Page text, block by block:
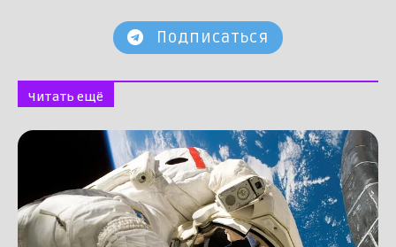
Подписаться
Читать ещё